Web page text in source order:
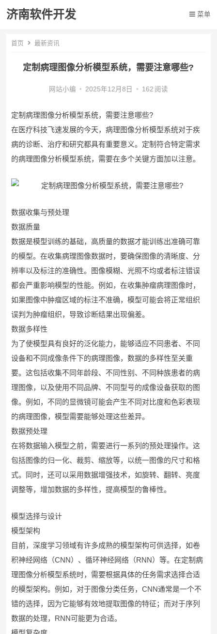
济南软件开发 菜单
首页 最新资讯
定制病理图像分析模型系统，需要注意哪些?
网站小编 • 2025年12月8日 • 162 阅读
定制病理图像分析模型系统，需要注意哪些?
在医疗科技飞速发展的今天，病理图像分析模型系统对于疾
病的诊断、治疗和研究都具有重要意义。定制符合特定需求
的病理图像分析模型系统，需要在多个关键方面加以注意。
数据收集与预处理
数据质量
数据是模型训练的基础，高质量的数据才能训练出准确可靠
的模型。在收集病理图像数据时，要确保图像的清晰度、分
辨率以及标注的准确性。图像模糊、光照不均或者标注错误
都会严重影响模型的性能。例如，在收集肿瘤病理图像时，
如果图像中肿瘤区域的标注不准确，模型可能会将正常组织
误判为肿瘤组织，导致诊断结果出现偏差。
数据多样性
为了使模型具有良好的泛化能力，能够适应不同患者、不同
设备和不同成像条件下的病理图像，数据的多样性至关重
要。这包括收集不同年龄段、不同性别、不同种族患者的病
理图像，以及使用不同品牌、不同型号的成像设备获取的图
像。例如，不同的显微镜可能会产生不同对比度和色彩表现
的病理图像，模型需要能够处理这些差异。
数据预处理
在将数据输入模型之前，需要进行一系列的预处理操作。这
包括图像的归一化、裁剪、缩放等，以统一图像的尺寸和格
式。同时，还可以采用数据增强技术，如旋转、翻转、亮度
调整等，增加数据的多样性，提高模型的鲁棒性。
模型选择与设计
模型架构
目前，深度学习领域有许多成熟的模型架构可供选择，如卷
积神经网络（CNN）、循环神经网络（RNN）等。在定制病
理图像分析模型系统时，需要根据具体的任务需求选择合适
的模型架构。例如，对于图像分类任务，CNN通常是一个不
错的选择，因为它能够有效地提取图像的特征；而对于序列
数据的处理，RNN可能更为合适。